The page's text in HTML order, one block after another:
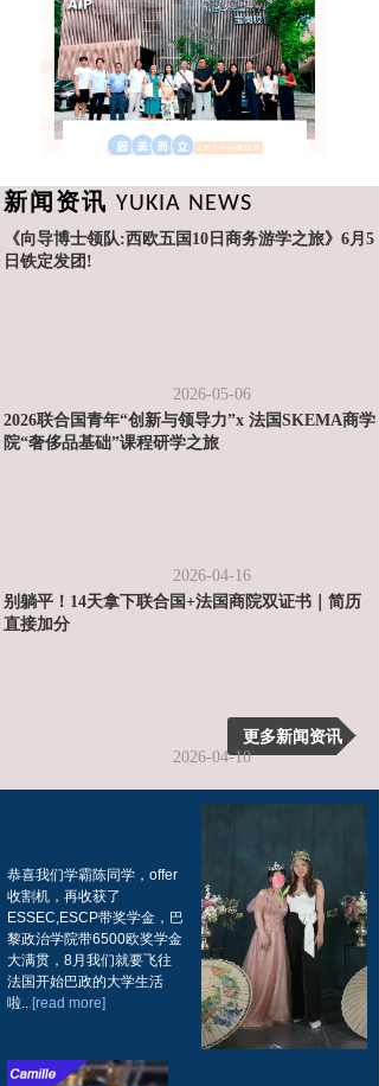
新闻资讯 YUKIA NEWS
《向导博士领队:西欧五国10日商务游学之旅》6月5
日铁定发团!
2026-05-06
2026联合国青年“创新与领导力”x 法国SKEMA商学
院“奢侈品基础”课程研学之旅
2026-04-16
别躺平！14天拿下联合国+法国商院双证书｜简历
直接加分
2026-04-10
更多新闻资讯
恭喜我们学霸陈同学，offer
收割机，再收获了
ESSEC,ESCP带奖学金，巴
黎政治学院带6500欧奖学金
大满贯，8月我们就要飞往
法国开始巴政的大学生活
啦... [read more]
全球ESG和绿色供应链管理
国际硕士学位项目